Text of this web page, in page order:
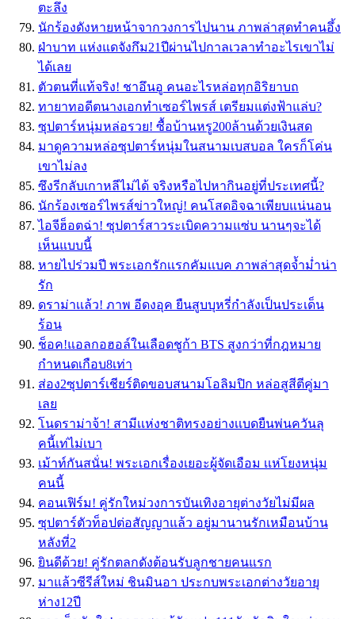
ตะลึง
นักร้องดังหายหน้าจากวงการไปนาน ภาพล่าสุดทำคนอึ้ง
ฝ่าบาท แห่งแดจังกึม21ปีผ่านไปกาลเวลาทำอะไรเขาไม่
ได้เลย
ตัวตนที่แท้จริง! ชาอึนอู คนอะไรหล่อทุกอิริยาบถ
ทายาทอดีตนางเอกทำเซอร์ไพรส์ เตรียมแต่งฟ้าแล่บ?
ซุปตาร์หนุ่มหล่อรวย! ซื้อบ้านหรู200ล้านด้วยเงินสด
มาดูความหล่อซุปตาร์หนุ่มในสนามเบสบอล ใครก็โค่น
เขาไม่ลง
ซึงรีกลับเกาหลีไม่ได้ จริงหรือไปหากินอยู่ที่ประเทศนี้?
นักร้องเซอร์ไพรส์ข่าวใหญ่! คนโสดอิจฉาเพียบแน่นอน
ไอจีฮ็อตฉ่า! ซุปตาร์สาวระเบิดความแซ่บ นานๆจะได้
เห็นแบบนี้
หายไปร่วมปี พระเอกรักเเรกคัมเเบค ภาพล่าสุดจ้ำม่ำน่า
รัก
ดราม่าเเล้ว! ภาพ อีดงอุค ยืนสูบบุหรี่กำลังเป็นประเด็น
ร้อน
ช็อค!แอลกอฮอล์ในเลือดชูก้า BTS สูงกว่าที่กฎหมาย
กำหนดเกือบ8เท่า
ส่อง2ซุปตาร์เชียร์ติดขอบสนามโอลิมปิก หล่อสูสีตีคู่มา
เลย
โนดราม่าจ้า! สามีเเห่งชาติทรงอย่างเเบดยืนพ่นควันลุ
คนี้เท่ไม่เบา
เม้าท์กันสนั่น! พระเอกเรื่องเยอะผู้จัดเอือม เเห่โยงหนุ่ม
คนนี้
คอนเฟิร์ม! คู่รักใหม่วงการบันเทิงอายุต่างวัยไม่มีผล
ซุปตาร์ตัวท็อปต่อสัญญาแล้ว อยู่มานานรักเหมือนบ้าน
หลังที่2
ยินดีด้วย! คู่รักตลกดังต้อนรับลูกชายคนแรก
มาแล้วซีรีส์ใหม่ ชินมินอา ประกบพระเอกต่างวัยอายุ
ห่าง12ปี